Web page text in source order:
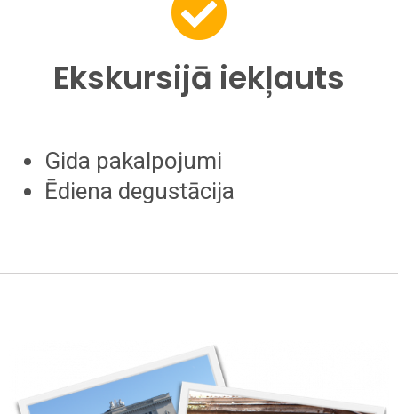
Ekskursijā iekļauts
Gida pakalpojumi
Ēdiena degustācija